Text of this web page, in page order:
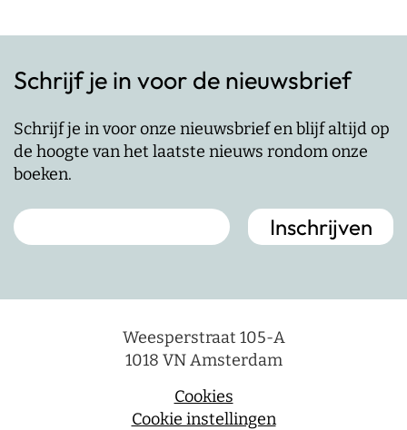
Schrijf je in voor de nieuwsbrief
Schrijf je in voor onze nieuwsbrief en blijf altijd op
de hoogte van het laatste nieuws rondom onze
boeken.
Weesperstraat 105-A
1018 VN Amsterdam
Cookies
Cookie instellingen